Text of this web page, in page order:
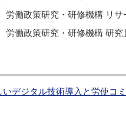
労働政策研究・研修機構 リ
労働政策研究・研修機構 研究
デジタル技術導入と労使コ